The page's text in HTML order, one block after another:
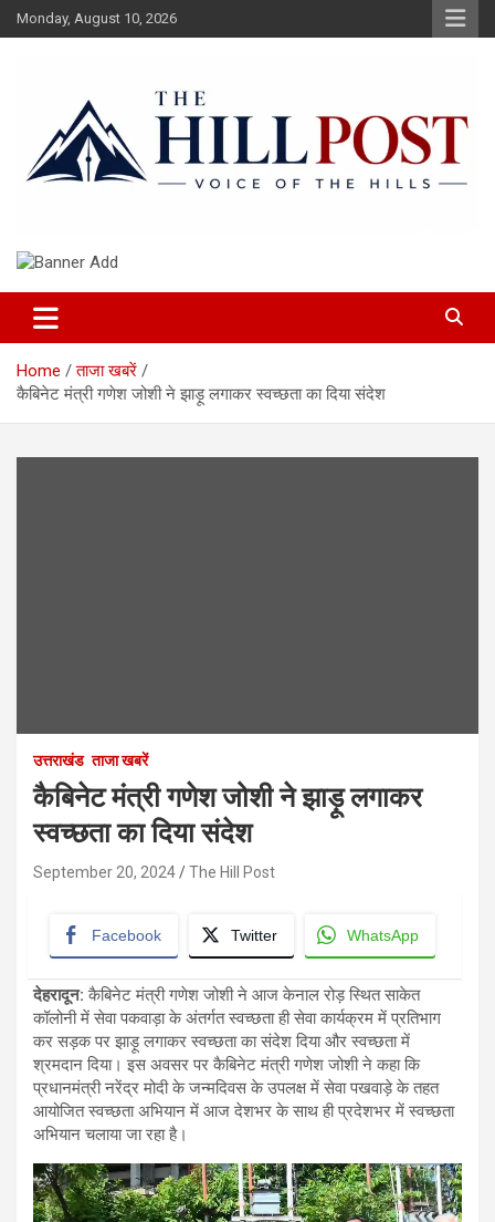
Skip
to
Monday, August 10, 2026
The Hillpost
Home
ताजा खबरें
कैबिनेट मंत्री गणेश जोशी ने झाड़ू लगाकर स्वच्छता का दिया संदेश
उत्तराखंड ताजा खबरें
कैबिनेट मंत्री गणेश जोशी ने झाड़ू लगाकर
स्वच्छता का दिया संदेश
September 20, 2024 The Hill Post
Facebook Twitter WhatsApp
देहरादून: कैबिनेट मंत्री गणेश जोशी ने आज केनाल रोड़ स्थित साकेत
कॉलोनी में सेवा पकवाड़ा के अंतर्गत स्वच्छता ही सेवा कार्यक्रम में प्रतिभाग
कर सड़क पर झाड़ू लगाकर स्वच्छता का संदेश दिया और स्वच्छता में
श्रमदान दिया। इस अवसर पर कैबिनेट मंत्री गणेश जोशी ने कहा कि
प्रधानमंत्री नरेंद्र मोदी के जन्मदिवस के उपलक्ष में सेवा पखवाड़े के तहत
आयोजित स्वच्छता अभियान में आज देशभर के साथ ही प्रदेशभर में स्वच्छता
अभियान चलाया जा रहा है।
Video
Player